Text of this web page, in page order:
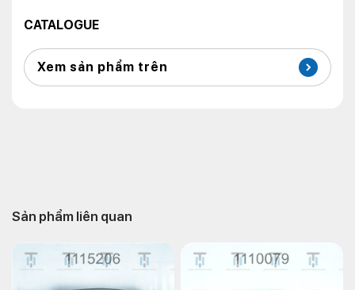
CATALOGUE
Xem sản phẩm trên
Sản phẩm liên quan